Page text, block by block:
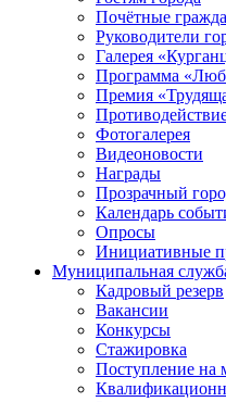
Почётные
Руководители
Галерея
Программа
Премия
Фотогалерея
Видеоновости
Награды
Прозрачный
Календарь
Опросы
Инициативные
Муниципальная
Кадровый резерв
Вакансии
Конкурсы
Стажировка
Поступление на